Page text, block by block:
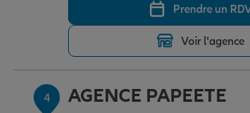
Retraite
Prendre un
Voir l'agence
4 AGENCE PAPEETE